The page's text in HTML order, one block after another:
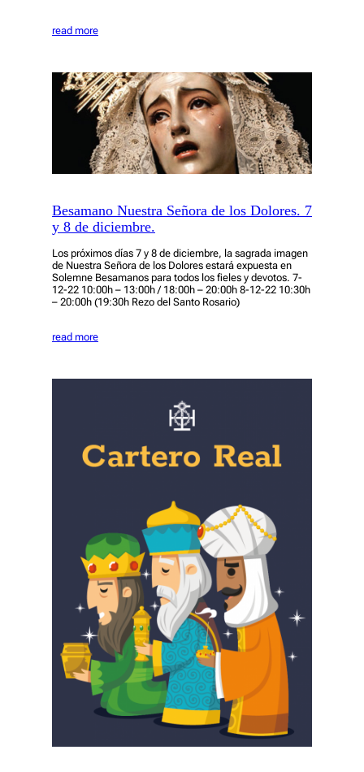
read more
Besamano Nuestra Señora de los Dolores. 7
y 8 de diciembre.
Los próximos días 7 y 8 de diciembre, la sagrada imagen
de Nuestra Señora de los Dolores estará expuesta en
Solemne Besamanos para todos los fieles y devotos. 7-
12-22 10:00h – 13:00h / 18:00h – 20:00h 8-12-22 10:30h
– 20:00h (19:30h Rezo del Santo Rosario)
read more